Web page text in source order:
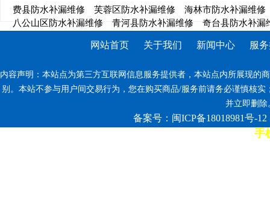
费县防水补漏维修 芙蓉区防水补漏维修
海林市防水补漏维修
八公山区防水补漏维修
青河县防水补漏维修 奇台县防水补漏
网站首页 关于我们 新闻中心 服
内容声明：本站点为第三方互联网信息服务提供者，本站点内所展现的
别。本站不参与用户间交易行为，您在购买商品/服务前请务必谨慎核
并立即删除
备案号：闽ICP备18018981号-12
7*12小时客服热线: 康师傅手